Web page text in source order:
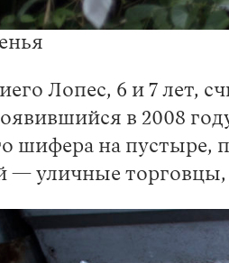
Лопес, 6 и 7 лет,
в 2008
шифера на пустыре,
— уличные торговцы,